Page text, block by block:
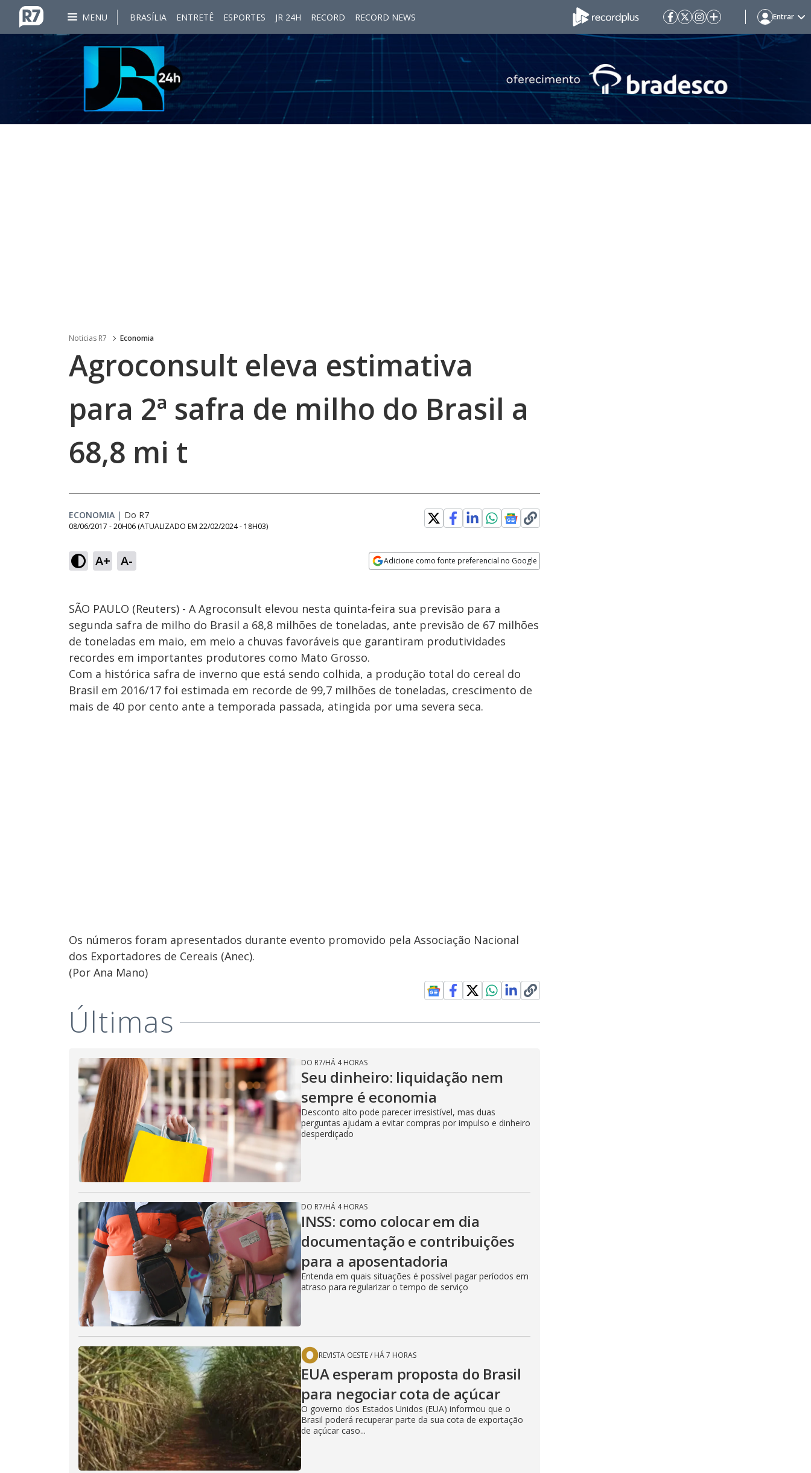
MENU BRASÍLIA ENTRETÊ ESPORTES JR 24H RECORD RECORD NEWS Entrar
Noticias R7 Economia
Agroconsult eleva estimativa
para 2ª safra de milho do Brasil a
68,8 mi t
ECONOMIA | Do R7
08/06/2017 - 20H06 (ATUALIZADO EM 22/02/2024 - 18H03)
A+ A- Adicione como fonte preferencial no Google
SÃO PAULO (Reuters) - A Agroconsult elevou nesta quinta-feira sua previsão para a
segunda safra de milho do Brasil a 68,8 milhões de toneladas, ante previsão de 67 milhões
de toneladas em maio, em meio a chuvas favoráveis que garantiram produtividades
recordes em importantes produtores como Mato Grosso.
Com a histórica safra de inverno que está sendo colhida, a produção total do cereal do
Brasil em 2016/17 foi estimada em recorde de 99,7 milhões de toneladas, crescimento de
mais de 40 por cento ante a temporada passada, atingida por uma severa seca.
Os números foram apresentados durante evento promovido pela Associação Nacional
dos Exportadores de Cereais (Anec).
(Por Ana Mano)
Últimas
DO R7/HÁ 4 HORAS
Seu dinheiro: liquidação nem
sempre é economia
Desconto alto pode parecer irresistível, mas duas
perguntas ajudam a evitar compras por impulso e dinheiro
desperdiçado
DO R7/HÁ 4 HORAS
INSS: como colocar em dia
documentação e contribuições
para a aposentadoria
Entenda em quais situações é possível pagar períodos em
atraso para regularizar o tempo de serviço
REVISTA OESTE/ HÁ 7 HORAS
EUA esperam proposta do Brasil
para negociar cota de açúcar
O governo dos Estados Unidos (EUA) informou que o
Brasil poderá recuperar parte da sua cota de exportação
de açúcar caso...